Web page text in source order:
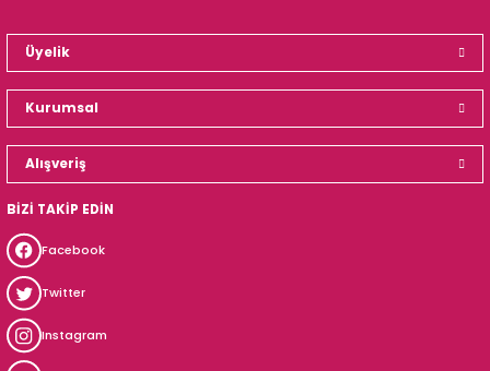
Üyelik
Kurumsal
Alışveriş
BİZİ TAKİP EDİN
Facebook
Twitter
Instagram